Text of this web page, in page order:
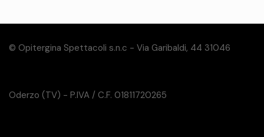
© Opitergina Spettacoli s.n.c - Via Garibaldi, 44 31046
Oderzo (TV) - P.IVA / C.F. 01811720265